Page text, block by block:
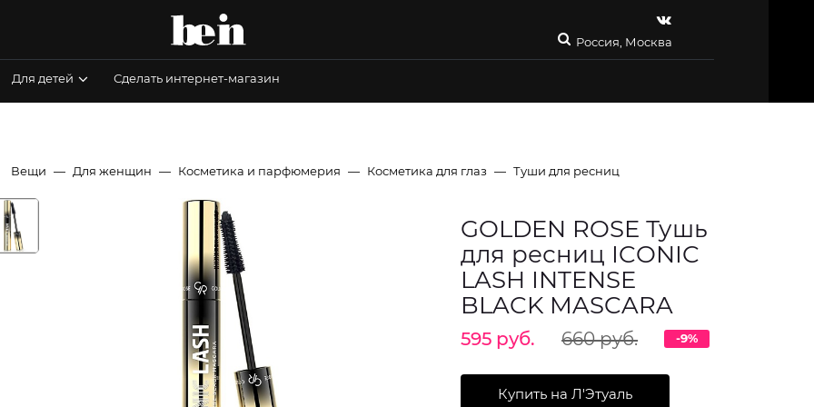
Россия, Москва
Для детей Сделать интернет-магазин
Вещи Для женщин Косметика и парфюмерия Косметика для глаз Туши для ресниц
GOLDEN ROSE Тушь
для ресниц ICONIC
LASH INTENSE
BLACK MASCARA
595 руб. 660 руб. -9%
Купить на Л'Этуаль